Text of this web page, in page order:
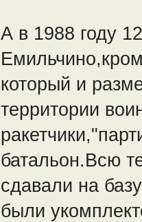
А в 1988 году
который и
территории
батальон.Всю
сдавали на
были